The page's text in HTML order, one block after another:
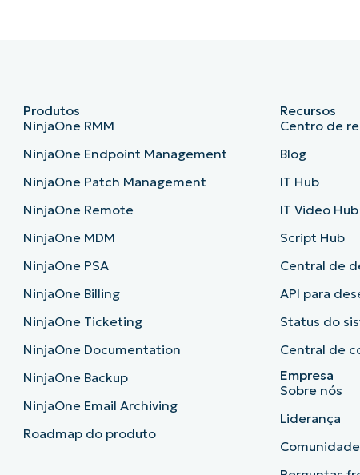
Produtos
NinjaOne RMM
NinjaOne Endpoint Management
NinjaOne Patch Management
NinjaOne Remote
NinjaOne MDM
NinjaOne PSA
NinjaOne Billing
NinjaOne Ticketing
NinjaOne Documentation
NinjaOne Backup
NinjaOne Email Archiving
Roadmap do produto
Recursos
Centro de
Blog
IT Hub
IT Video Hub
Script Hub
Central de
API para
Status do
Central de
Empresa
Sobre nós
Liderança
Comunidade